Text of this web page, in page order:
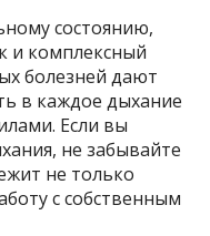
состоянию,
и комплексный
болезней дают
в каждое дыхание
Если вы
не забывайте
не только
с собственным